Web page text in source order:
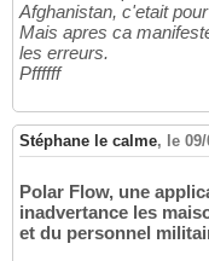
Afghanistan, c'etait
Mais apres ca
les erreurs.
Pffffff
Stéphane le calme, le
Polar Flow, une
inadvertance les
et du personnel